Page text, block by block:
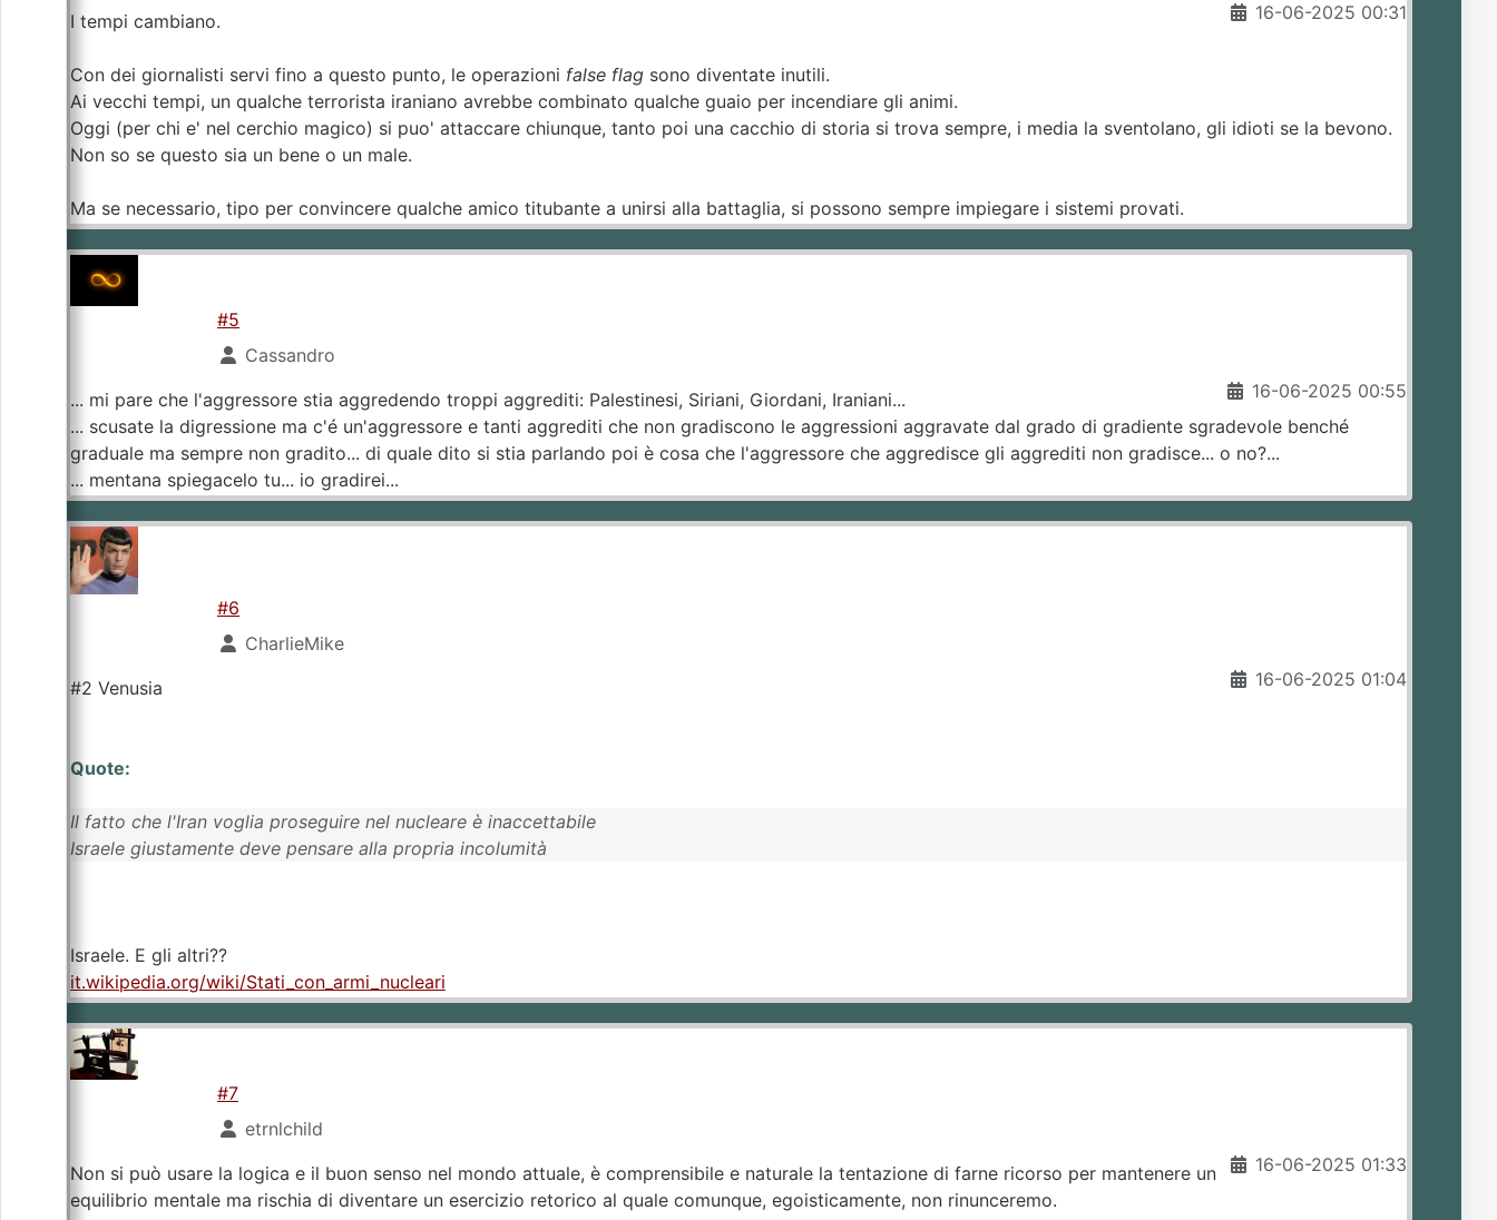
16-06-2025 00:31
I tempi cambiano.
Con dei giornalisti servi fino a questo punto, le operazioni false flag sono diventate inutili.
Ai vecchi tempi, un qualche terrorista iraniano avrebbe combinato qualche guaio per incendiare gli animi.
Oggi (per chi e' nel cerchio magico) si puo' attaccare chiunque, tanto poi una cacchio di storia si trova sempre, i media la sventolano, gli idioti se la bevono.
Non so se questo sia un bene o un male.
Ma se necessario, tipo per convincere qualche amico titubante a unirsi alla battaglia, si possono sempre impiegare i sistemi provati.
#5
Cassandro
16-06-2025 00:55
... mi pare che l'aggressore stia aggredendo troppi aggrediti: Palestinesi, Siriani, Giordani, Iraniani...
... scusate la digressione ma c'é un'aggressore e tanti aggrediti che non gradiscono le aggressioni aggravate dal grado di gradiente sgradevole benché
graduale ma sempre non gradito... di quale dito si stia parlando poi è cosa che l'aggressore che aggredisce gli aggrediti non gradisce... o no?...
... mentana spiegacelo tu... io gradirei...
#6
CharlieMike
16-06-2025 01:04
#2 Venusia
Quote:
Il fatto che l'Iran voglia proseguire nel nucleare è inaccettabile
Israele giustamente deve pensare alla propria incolumità
Israele. E gli altri??
it.wikipedia.org/wiki/Stati_con_armi_nucleari
#7
etrnlchild
16-06-2025 01:33
Non si può usare la logica e il buon senso nel mondo attuale, è comprensibile e naturale la tentazione di farne ricorso per mantenere un
equilibrio mentale ma rischia di diventare un esercizio retorico al quale comunque, egoisticamente, non rinunceremo.